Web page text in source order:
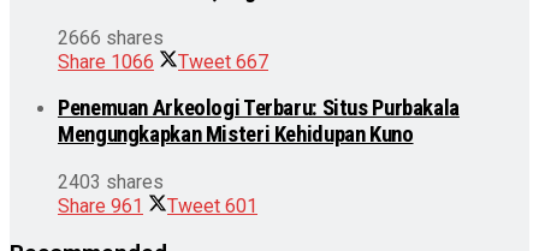
2666 shares
Share 1066 Tweet 667
Penemuan Arkeologi Terbaru: Situs Purbakala
Mengungkapkan Misteri Kehidupan Kuno
2403 shares
Share 961 Tweet 601